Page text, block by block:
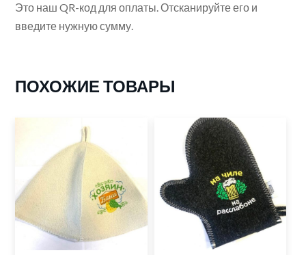
Это наш QR-код для оплаты. Отсканируйте его и
введите нужную сумму.
ПОХОЖИЕ ТОВАРЫ